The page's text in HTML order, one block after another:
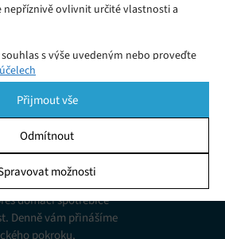
ovlivnit určité vlastnosti a
s výše uvedeným nebo proveďte
volby budou použity pouze na tomto
cookies nebo kliknutím na tlačítko
části obrazovky.
k informacím v zařízení, Porozumění
statistik nebo kombinací údajů z
Přijmout vše
Odmítnout
možnosti
úniku dat.
technologické novinky
domácí spotřebiče
Denně vám přinášíme
pokroku,